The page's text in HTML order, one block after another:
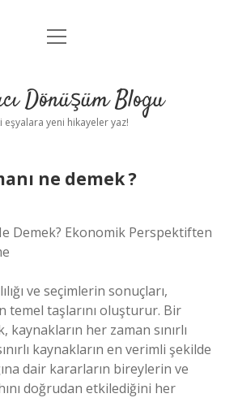
Anasayfa
Yasal Uyarı
menüyü
Dönüşüm Blogu
eşyalara yeni hikayeler yaz!
ne demek ?
Demek? Ekonomik Perspektiften
ve seçimlerin sonuçları,
temel taşlarını oluşturur. Bir
her zaman sınırlı
kaynakların en verimli şekilde
dair kararların bireylerin ve
doğrudan etkilediğini her